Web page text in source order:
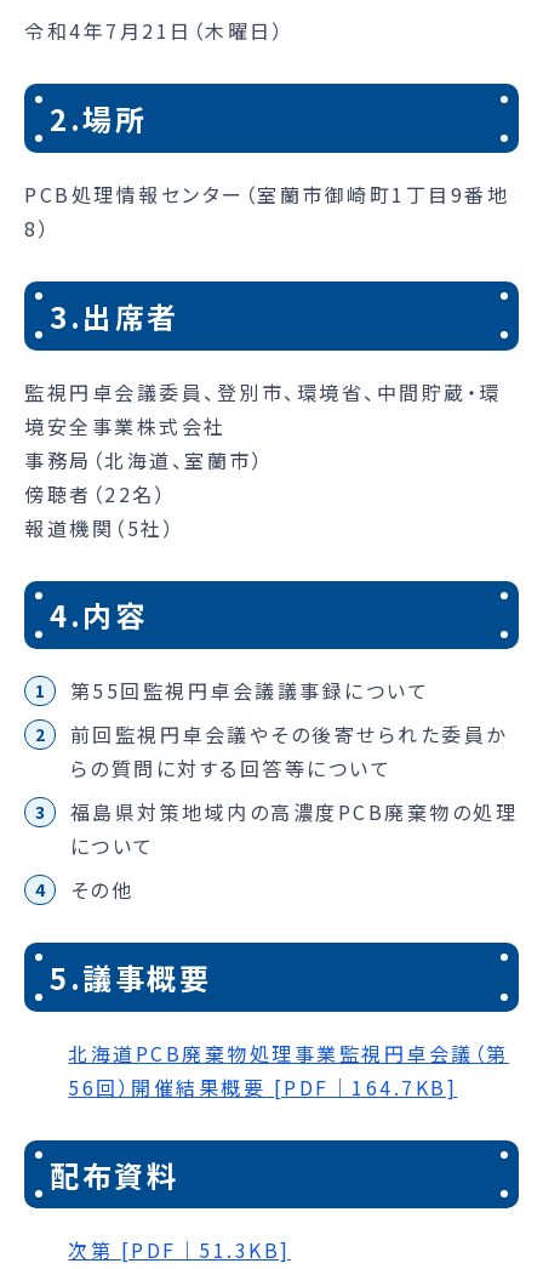
令和4年7月21日（木曜日）
2.場所
PCB処理情報センター（室蘭市御崎町1丁目9番地
8）
3.出席者
監視円卓会議委員、登別市、環境省、中間貯蔵・環
境安全事業株式会社
事務局（北海道、室蘭市）
傍聴者（22名）
報道機関（5社）
4.内容
第55回監視円卓会議議事録について
前回監視円卓会議やその後寄せられた委員か
らの質問に対する回答等について
福島県対策地域内の高濃度PCB廃棄物の処理
について
その他
5.議事概要
北海道PCB廃棄物処理事業監視円卓会議（第
56回）開催結果概要 [PDF｜164.7KB]
配布資料
次第 [PDF｜51.3KB]